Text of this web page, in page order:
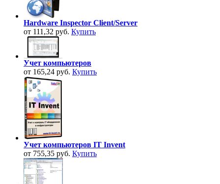
Hardware Inspector Client/Server
от 111,32 руб. Купить
Учет компьютеров
от 165,24 руб. Купить
Учет компьютеров IT Invent
от 755,35 руб. Купить